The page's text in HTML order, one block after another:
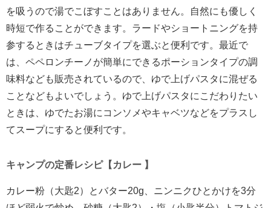
を吸うので湯でこぼすことはありません。自然にも優しく
時短で作ることができます。ラードやショートニングを持
参するときはチューブタイプを選ぶと便利です。最近で
は、ペペロンチーノが簡単にできるポーションタイプの調
味料なども販売されているので、ゆで上げパスタに混ぜる
ことなどもよいでしょう。ゆで上げパスタにこだわりたい
ときは、ゆでたお湯にコンソメやキャベツなどをプラスし
てスープにすると便利です。
キャンプの定番レシピ【カレー 】
カレー粉（大匙2）とバター20g、ニンニクひとかけを3分